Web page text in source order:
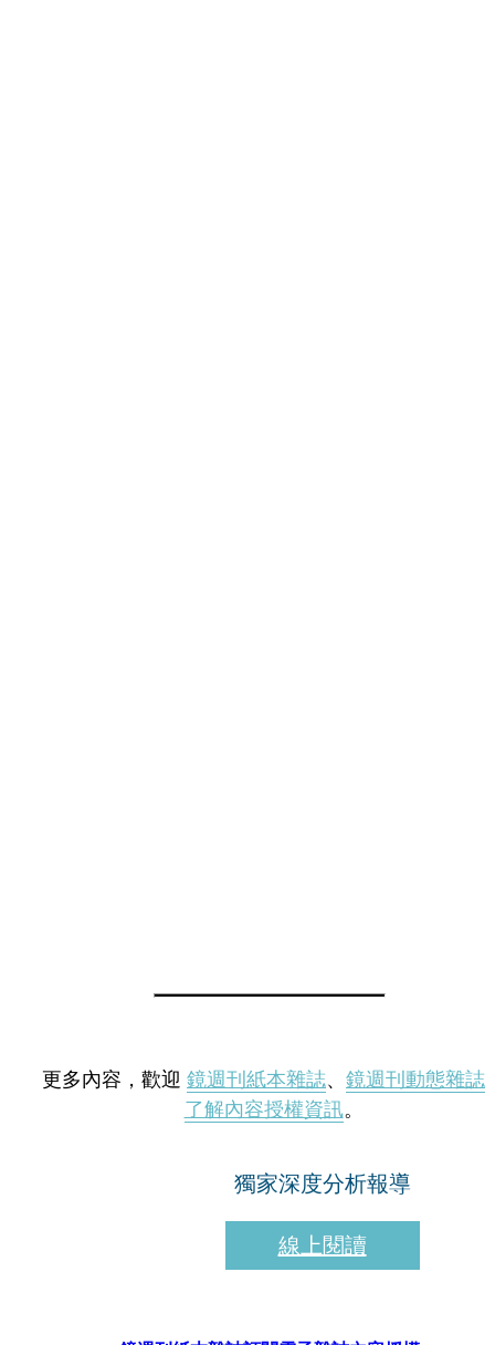
更多內容，歡迎 鏡週刊紙本雜誌、 鏡週刊動態雜誌
了解內容授權資訊。
獨家深度分析報導
線上閱讀